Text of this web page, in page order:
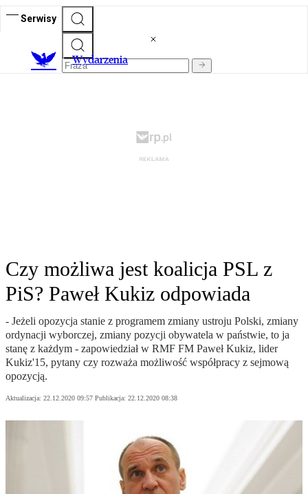
Serwisy
Wydarzenia
Czy możliwa jest koalicja PSL z
PiS? Paweł Kukiz odpowiada
- Jeżeli opozycja stanie z programem zmiany ustroju Polski, zmiany
ordynacji wyborczej, zmiany pozycji obywatela w państwie, to ja
stanę z każdym - zapowiedział w RMF FM Paweł Kukiz, lider
Kukiz'15, pytany czy rozważa możliwość współpracy z sejmową
opozycją.
Aktualizacja: 22.12.2020 09:57 Publikacja: 22.12.2020 08:38